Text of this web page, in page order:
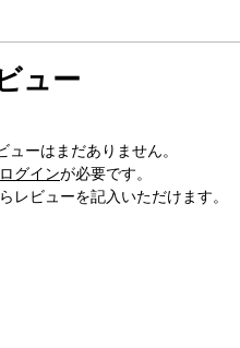
ュー
ーはまだありません。
ログインが必要です。
レビューを記入いただけます。